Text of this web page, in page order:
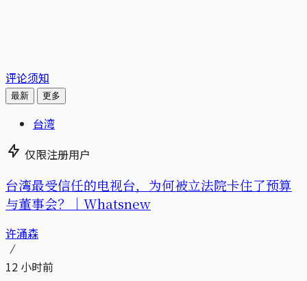
评论须知
最新 更多
台湾
仅限注册用户
台湾最受信任的电视台，为何被立法院卡住了预算
与董事会？｜Whatsnew
许涌森
12 小时前